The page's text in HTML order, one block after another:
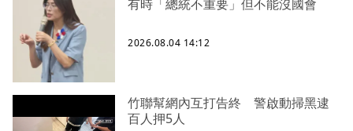
有時「總統不重要」但不能沒國會
2026.08.04 14:12
竹聯幫網內互打告終 警啟動掃黑逮
百人押5人